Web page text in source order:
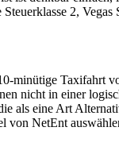
2,
minütige Taxifahrt
nicht in einer
als eine Art
NetEnt